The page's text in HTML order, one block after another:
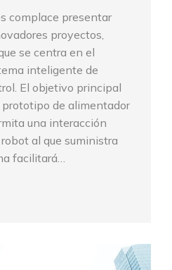
complace presentar
proyectos,
se centra en el
inteligente de
El objetivo principal
prototipo de alimentador
una interacción
al que suministra
facilitará…